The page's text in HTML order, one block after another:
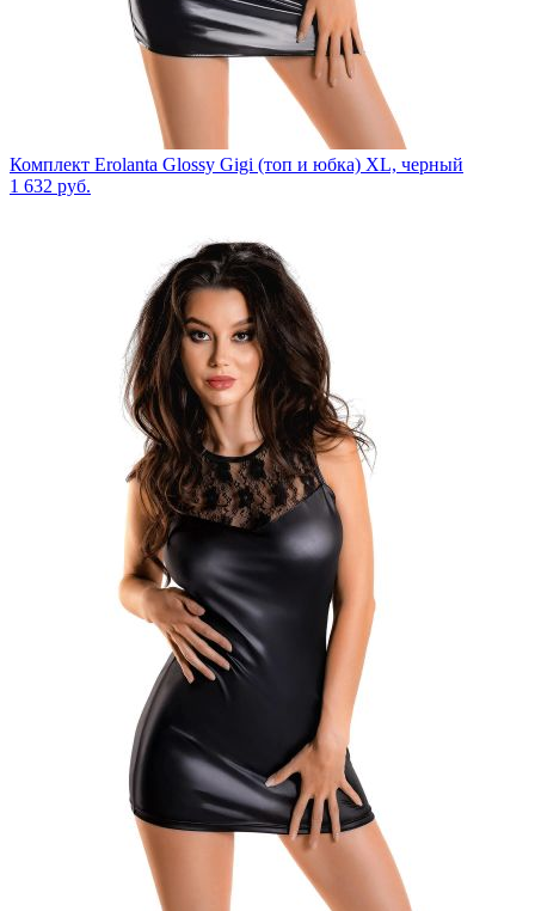
Комплект Erolanta Glossy Gigi (топ и юбка) XL, черный
1 632 руб.